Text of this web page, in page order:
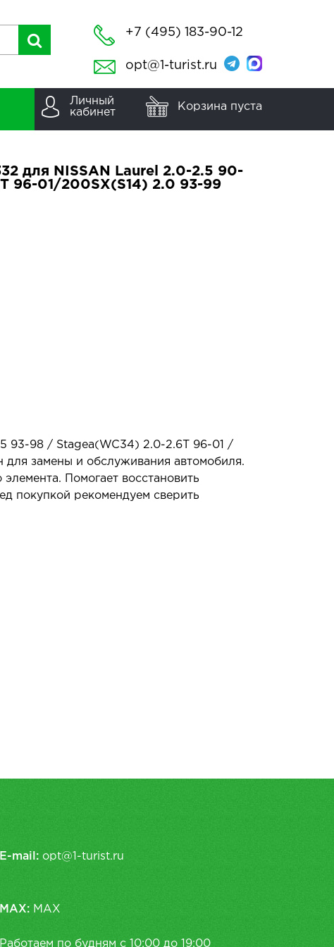
+7 (495) 183-90-12
opt@1-turist.ru
Личный
кабинет
Корзина пуста
для NISSAN Laurel 2.0-2.5 90-
96-01/200SX(S14) 2.0 93-99
93-98 / Stagea(WC34) 2.0-2.6T 96-01 /
замены и обслуживания автомобиля.
Помогает восстановить
покупкой рекомендуем сверить
E-mail: opt@1-turist.ru
MAX: MAX
Работаем по будням с 10:00 до 19:00